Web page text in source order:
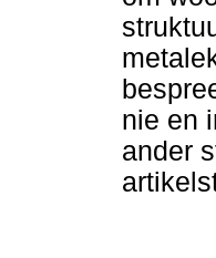
nie en
ander